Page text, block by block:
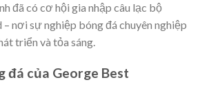
đã có cơ hội gia nhập câu lạc bộ
nơi sự nghiệp bóng đá chuyên nghiệp
triển và tỏa sáng.
đá của George Best